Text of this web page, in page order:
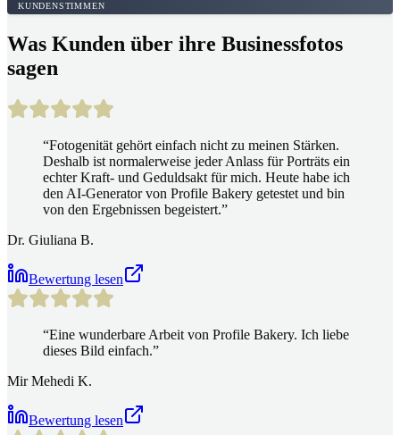
KUNDENSTIMMEN
Was Kunden über ihre Businessfotos
sagen
“Fotogenität gehört einfach nicht zu meinen Stärken.
Deshalb ist normalerweise jeder Anlass für Porträts ein
echter Kraft- und Geduldsakt für mich. Heute habe ich
den AI-Generator von Profile Bakery getestet und bin
von den Ergebnissen begeistert.”
Dr. Giuliana B.
Bewertung lesen
“Eine wunderbare Arbeit von Profile Bakery. Ich liebe
dieses Bild einfach.”
Mir Mehedi K.
Bewertung lesen